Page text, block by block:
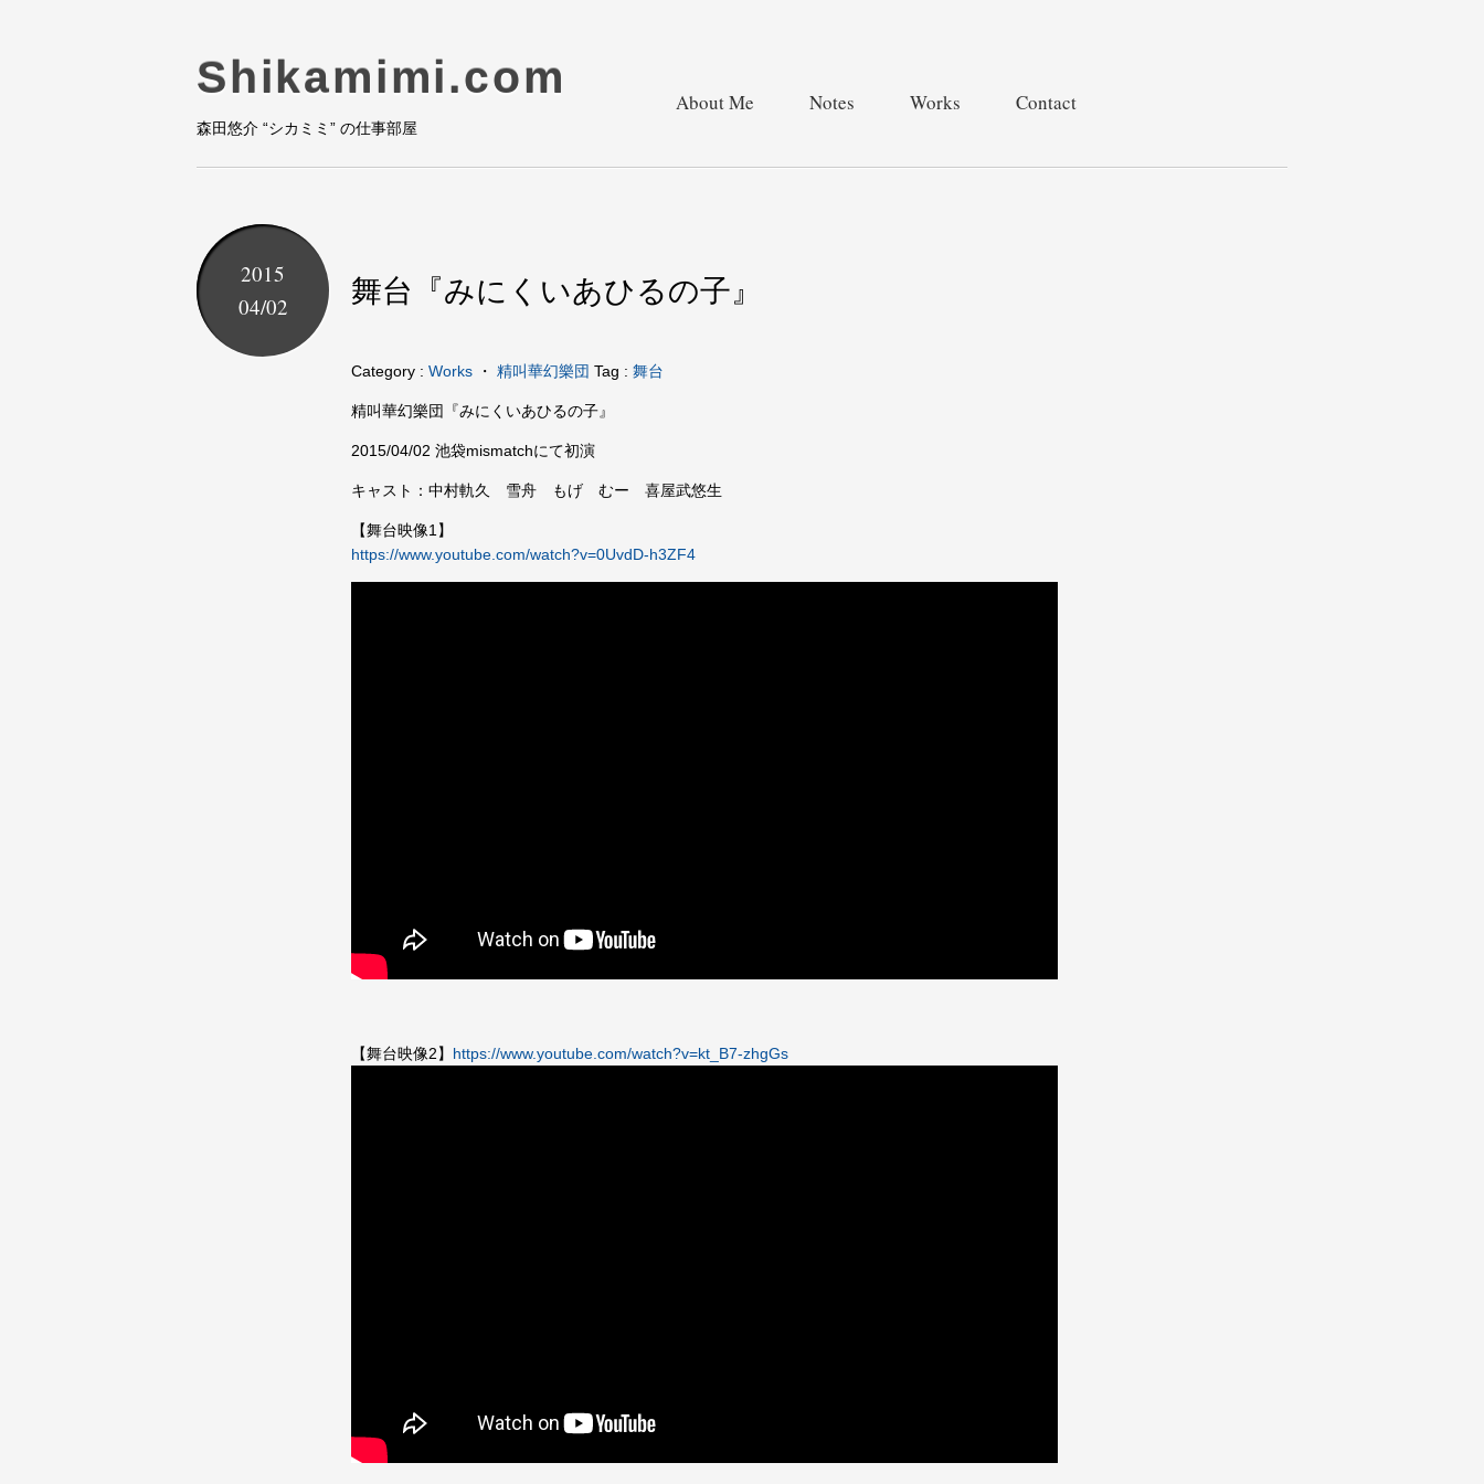
Shikamimi.com
森田悠介 “シカミミ” の仕事部屋
About Me Notes Works Contact
舞台『みにくいあひるの子』
2015
04/02
Category : Works ・ 精叫華幻樂団 Tag : 舞台
精叫華幻樂団『みにくいあひるの子』
2015/04/02 池袋mismatchにて初演
キャスト：中村軌久 雪舟 もげ むー 喜屋武悠生
【舞台映像1】
https://www.youtube.com/watch?v=0UvdD-h3ZF4
【舞台映像2】 https://www.youtube.com/watch?v=kt_B7-zhgGs